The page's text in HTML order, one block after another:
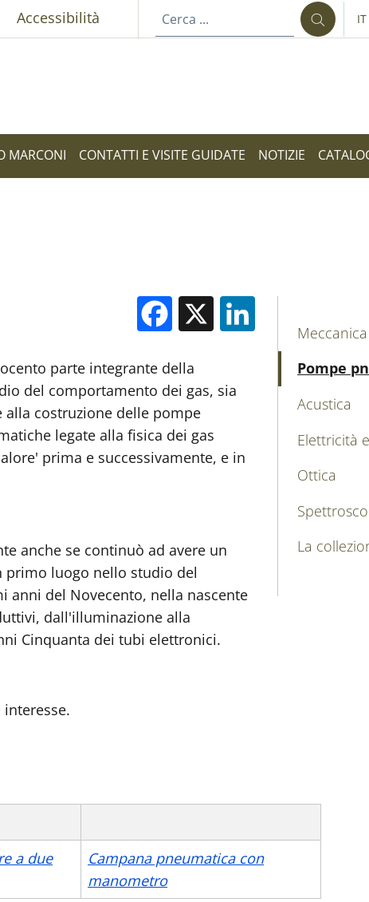
Accessibilità IT
MARCONI CONTATTI E VISITE GUIDATE NOTIZIE
Facebook
X
parte integrante della
del comportamento dei gas, sia
costruzione delle pompe
legate alla fisica dei gas
prima e successivamente, e in
anche se continuò ad avere un
primo luogo nello studio del
anni del Novecento, nella nascente
dall'illuminazione alla
Cinquanta dei tubi elettronici.
a due
Campana pneumatica con
manometro
MAIN
Meccanica
Pompe
Acustica
Elettricità
Ottica
La